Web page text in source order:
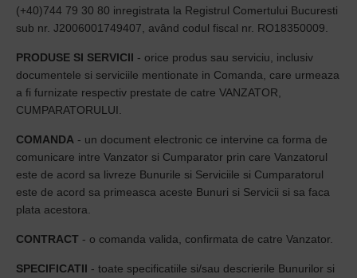
(+40)744 79 30 80 inregistrata la Registrul Comertului Bucuresti
sub nr. J2006001749407 , având codul fiscal nr. RO18350009.
PRODUSE SI SERVICII - orice produs sau serviciu, inclusiv
documentele si serviciile mentionate in Comanda, care urmeaza
a fi furnizate respectiv prestate de catre VANZATOR,
CUMPARATORULUI.
COMANDA - un document electronic ce intervine ca forma de
comunicare intre Vanzator si Cumparator prin care Vanzatorul
este de acord sa livreze Bunurile si Serviciile si Cumparatorul
este de acord sa primeasca aceste Bunuri si Servicii si sa faca
plata acestora.
CONTRACT - o comanda valida, confirmata de catre Vanzator.
SPECIFICATII - toate specificatiile si/sau descrierile Bunurilor si